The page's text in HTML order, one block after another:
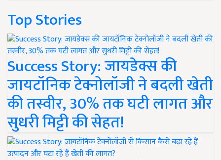
Top Stories
Success Story: जायडेक्स की
जायटॉनिक टेक्नोलॉजी ने बदली खेती
की तस्वीर, 30% तक घटी लागत और
सुधरी मिट्टी की सेहत!